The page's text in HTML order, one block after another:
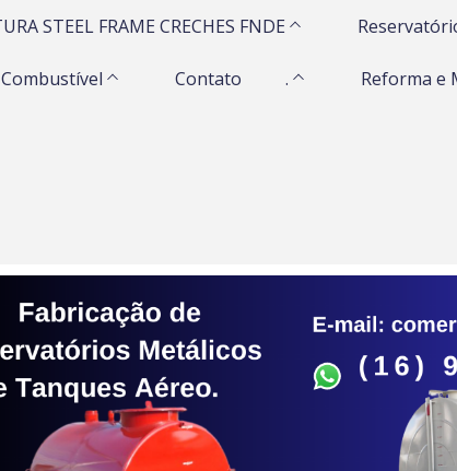
STEEL FRAME CRECHES FNDE
Contato . Reforma e